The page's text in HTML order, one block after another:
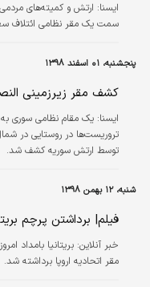
ايسنا: ارتش و کمیته‌های
سمت یک مقر نظامی ائتلاف
پنجشنبه، ۰۱ اسفند ۱۳۹۸
کشف مقر زیرزمینی
ايسنا: یک مقام نظامی سوری به
تروریست‌ها در روستایی در
توسط ارتش سوریه کشف شد.
شنبه، ۱۲ بهمن ۱۳۹۸
فیلم| برداشتن پرچم
خبر آنلاین: بریتانیا بامداد
مقر اتحادیه اروپا برداشته شد.